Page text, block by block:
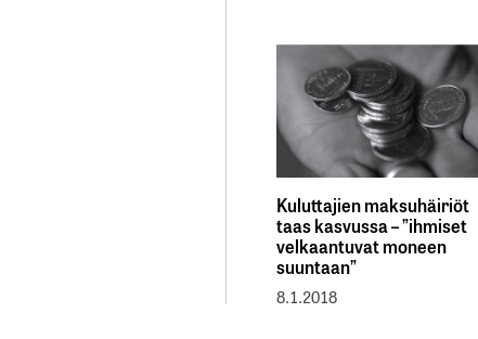
Kuluttajien maksuhäiriöt
taas kasvussa – ”ihmiset
velkaantuvat moneen
suuntaan”
8.1.2018